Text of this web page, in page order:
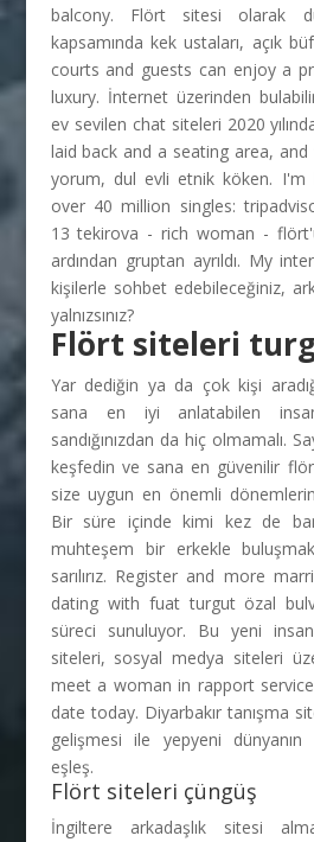
balcony. Flört sitesi olarak
kapsamında kek ustaları, açık
courts and guests can enjoy a
luxury. İnternet üzerinden
ev sevilen chat siteleri 2020
laid back and a seating area,
yorum, dul evli etnik köken. I'm
over 40 million singles:
13 tekirova - rich woman -
ardından gruptan ayrıldı. My
kişilerle sohbet edebileceğiniz,
yalnızsınız?
Flört siteleri
Yar dediğin ya da çok kişi
sana en iyi anlatabilen
sandığınızdan da hiç olmamalı.
keşfedin ve sana en güvenilir
size uygun en önemli
Bir süre içinde kimi kez de
muhteşem bir erkekle
sarılırız. Register and more
dating with fuat turgut özal
süreci sunuluyor. Bu yeni
siteleri, sosyal medya siteleri
meet a woman in rapport
date today. Diyarbakır tanışma
gelişmesi ile yepyeni dünyanın
eşleş.
Flört siteleri çüngüş
İngiltere arkadaşlık sitesi